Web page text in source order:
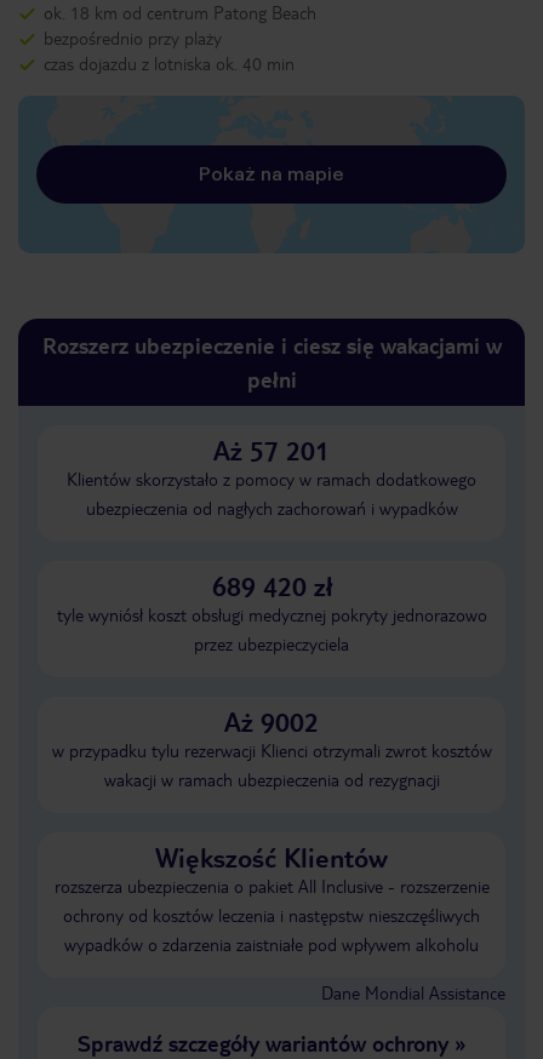
ok. 18 km od centrum Patong Beach
bezpośrednio przy plaży
czas dojazdu z lotniska ok. 40 min
Pokaż na mapie
Rozszerz ubezpieczenie i ciesz się wakacjami w
pełni
Aż 57 201
Klientów skorzystało z pomocy w ramach dodatkowego
ubezpieczenia od nagłych zachorowań i wypadków
689 420 zł
tyle wyniósł koszt obsługi medycznej pokryty jednorazowo
przez ubezpieczyciela
Aż 9002
w przypadku tylu rezerwacji Klienci otrzymali zwrot kosztów
wakacji w ramach ubezpieczenia od rezygnacji
Większość Klientów
rozszerza ubezpieczenia o pakiet All Inclusive - rozszerzenie
ochrony od kosztów leczenia i następstw nieszczęśliwych
wypadków o zdarzenia zaistniałe pod wpływem alkoholu
Dane Mondial Assistance
Sprawdź szczegóły wariantów ochrony»